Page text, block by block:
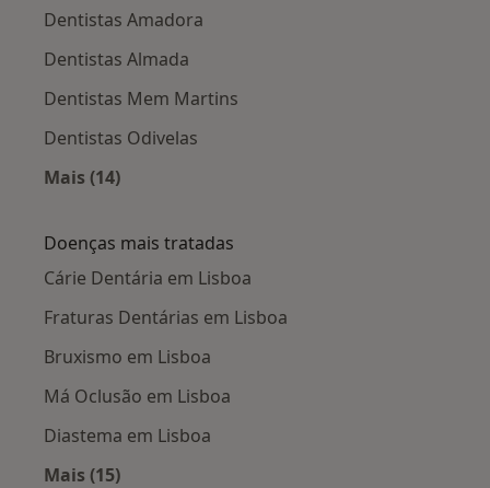
Dentistas Amadora
Dentistas Almada
Dentistas Mem Martins
Dentistas Odivelas
Mais (14)
Doenças mais tratadas
Cárie Dentária em Lisboa
Fraturas Dentárias em Lisboa
Bruxismo em Lisboa
Má Oclusão em Lisboa
Diastema em Lisboa
Mais (15)